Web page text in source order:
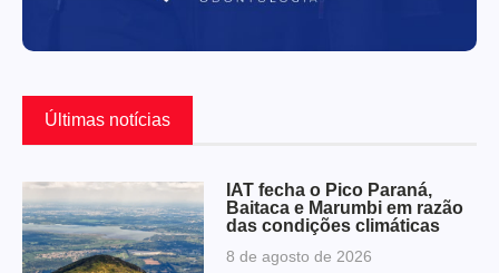
Últimas notícias
IAT fecha o Pico Paraná,
Baitaca e Marumbi em razão
das condições climáticas
8 de agosto de 2026